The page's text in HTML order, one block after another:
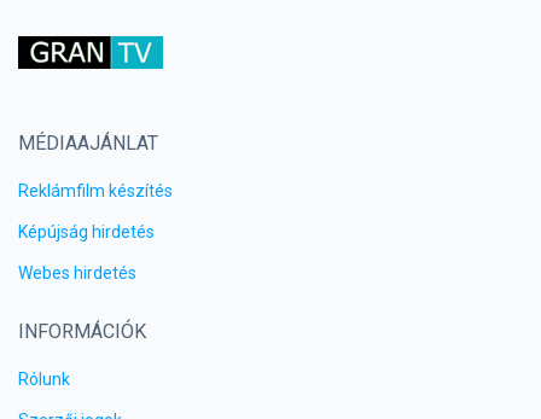
MÉDIAAJÁNLAT
Reklámfilm készítés
Képújság hirdetés
Webes hirdetés
INFORMÁCIÓK
Rólunk